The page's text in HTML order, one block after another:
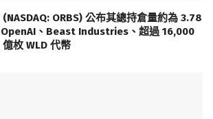
ORBS) 公布其總持倉量約為 3.78
、Beast Industries、超過 16,000
枚 WLD 代幣